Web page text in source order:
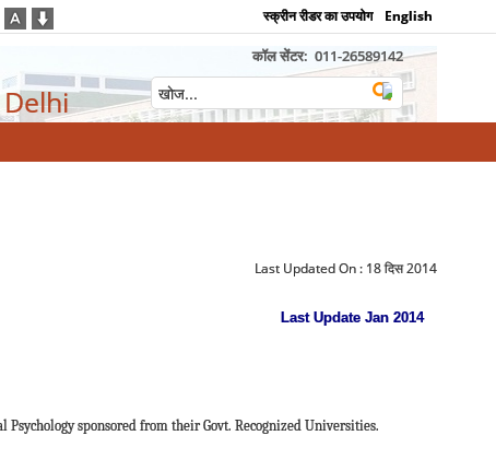
स्क्रीन रीडर का उपयोग English
कॉल सेंटर: 011-26589142
Last Updated On : 18 दिस 2014
Last Update Jan 2014
sponsored from their Govt. Recognized Universities.